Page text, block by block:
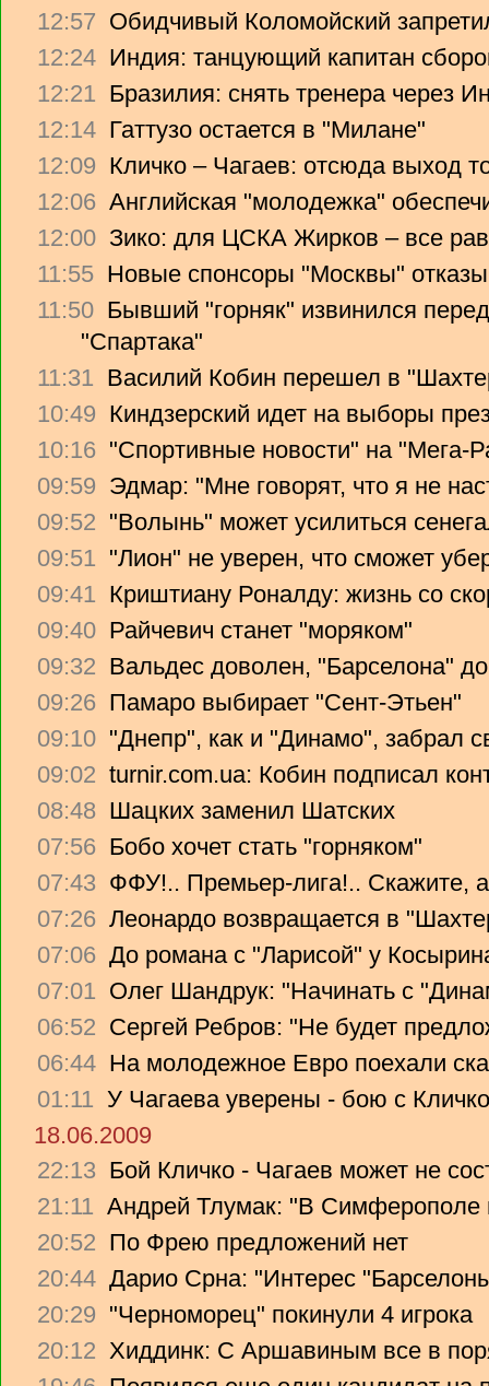
12:57 Обидчивый Коломойский
12:24 Индия: танцующий капитан
12:21 Бразилия: снять тренера через
12:14 Гаттузо остается в "Милане"
12:09 Кличко – Чагаев: отсюда выход
12:06 Английская "молодежка"
12:00 Зико: для ЦСКА Жирков – все
11:55 Новые спонсоры "Москвы"
11:50 Бывший "горняк" извинился
"Спартака"
11:31 Василий Кобин перешел в
10:49 Киндзерский идет на выборы
10:16 "Спортивные новости" на "Мега-
09:59 Эдмар: "Мне говорят, что я не
09:52 "Волынь" может усилиться
09:51 "Лион" не уверен, что сможет
09:41 Криштиану Роналду: жизнь со
09:40 Райчевич станет "моряком"
09:32 Вальдес доволен, "Барселона"
09:26 Памаро выбирает "Сент-Этьен"
09:10 "Днепр", как и "Динамо", забрал
09:02 turnir.com.ua: Кобин подписал
08:48 Шацких заменил Шатских
07:56 Бобо хочет стать "горняком"
07:43 ФФУ!.. Премьер-лига!.. Скажите,
07:26 Леонардо возвращается в
07:06 До романа с "Ларисой" у
07:01 Олег Шандрук: "Начинать с
06:52 Сергей Ребров: "Не будет
06:44 На молодежное Евро поехали
01:11 У Чагаева уверены - бою с
18.06.2009
22:13 Бой Кличко - Чагаев может не
21:11 Андрей Тлумак: "В Симферополе
20:52 По Фрею предложений нет
20:44 Дарио Срна: "Интерес
20:29 "Черноморец" покинули 4 игрока
20:12 Хиддинк: С Аршавиным все в